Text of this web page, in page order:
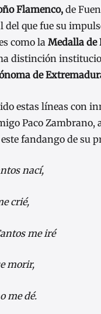
Flamenco, de
del que fue su
como la Medalla de
distinción
de
estas líneas con
Paco Zambrano,
fandango de su
nací,
crié,
me iré
morir,
me dé.